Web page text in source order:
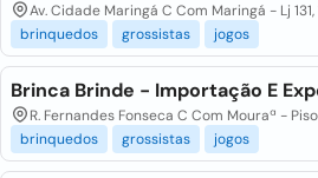
Av. Cidade Maringá C Com Maringá - Lj
brinquedos
grossistas jogos
Brinca Brinde - Importação E
R. Fernandes Fonseca C Com Mouraª -
brinquedos
grossistas jogos